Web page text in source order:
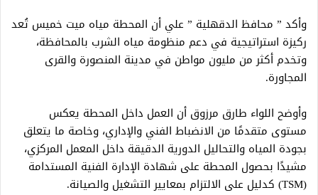
وأكد ” محافظ الدقهلية ” علي أن المحطة مياه ميت خميس تُعد
ركيزة استراتيجية في دعم منظومة مياه الشرب بالمحافظة،
وتخدم أكثر من مليون مواطن في مدينة المنصورة والقرى
المجاورة.
وأوضح اللواء طارق مرزوق أن العمل داخل المحطة يعكس
مستوى متقدمًا من الانضباط الفني والإداري، وخاصة ما يتعلق
بجودة المياه والتحاليل الدورية الدقيقة داخل المعمل المركزي،
مشيدًا بحصول المحطة على شهادة الإدارة الفنية المستدامة
(TSM) كدليل على الالتزام بمعايير التشغيل والصيانة.